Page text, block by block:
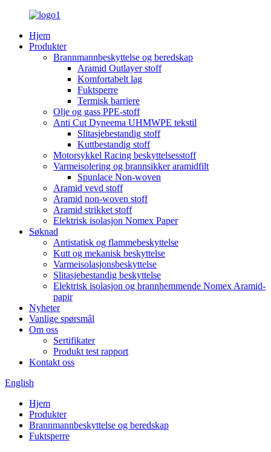
Hjem
Produkter
Brannmannbeskyttelse og beredskap
Aramid Outlayer stoff
Komfortabelt lag
Fuktsperre
Termisk barriere
Olje og gass PPE-stoff
Anti Cut Dyneema UHMWPE tekstil
Slitasjebestandig stoff
Kuttbestandig stoff
Motorsykkel Racing beskyttelsesstoff
Varmeisolering og brannsikker aramidfilt
Spunlace Non-woven
Aramid vevd stoff
Aramid non-woven stoff
Aramid strikket stoff
Elektrisk isolasjon Nomex Paper
Søknad
Antistatisk og flammebeskyttelse
Kutt og mekanisk beskyttelse
Varmeisolasjonsbeskyttelse
Slitasjebestandig beskyttelse
Elektrisk isolasjon og brannhemmende Nomex Aramid-
papir
Nyheter
Vanlige spørsmål
Om oss
Sertifikater
Produkt test rapport
Kontakt oss
English
Hjem
Produkter
Brannmannbeskyttelse og beredskap
Fuktsperre